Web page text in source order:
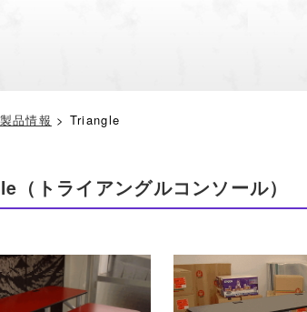
製品情報 > Triangle
（トライアングルコンソール）